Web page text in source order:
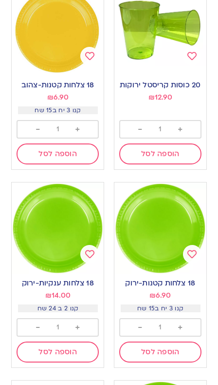
to
wishlist
20 כוסות קריסטל ירוקות
₪12.90
+
-
הוספה לסל
to
wishlist
18 צלחות קטנות-צהוב
₪6.90
קנו 3 יח ב15 שח
+
-
הוספה לסל
Add
to18 צלחות קטנות-ירוק
₪6.90
קנו 3 יח ב15 שח
+
-
הוספה לסל
Add
to
18 צלחות ענקיות-ירוק
₪14.00
קנו 2 ב 24 שח
+
-
הוספה לסל